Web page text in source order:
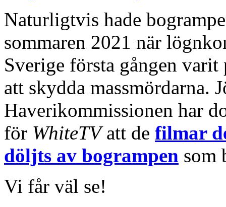
Naturligtvis hade
sommaren 2021 när
Sverige första gången
att skydda massmördarna.
Haverikommissionen har
för WhiteTVatt de filmar
döljts av bogrampen som
Vi får väl se!